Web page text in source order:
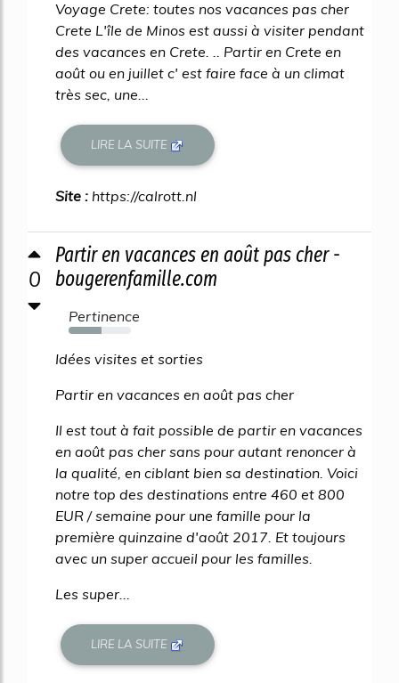
Voyage Crete: toutes nos vacances pas cher
Crete L'île de Minos est aussi à visiter pendant
des vacances en Crete. .. Partir en Crete en
août ou en juillet c' est faire face à un climat
très sec, une...
LIRE LA SUITE
Site : https://calrott.nl
0
Partir en vacances en août pas cher -
bougerenfamille.com
Pertinence
53%
Idées visites et sorties
Partir en vacances en août pas cher
Il est tout à fait possible de partir en vacances
en août pas cher sans pour autant renoncer à
la qualité, en ciblant bien sa destination. Voici
notre top des destinations entre 460 et 800
EUR / semaine pour une famille pour la
première quinzaine d'août 2017. Et toujours
avec un super accueil pour les familles.
Les super...
LIRE LA SUITE